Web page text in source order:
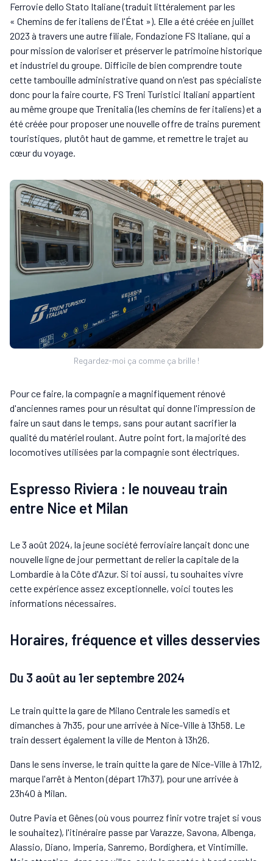
Ferrovie dello Stato Italiane (traduit littéralement par les
« Chemins de fer italiens de l'État »). Elle a été créée en juillet
2023 à travers une autre filiale, Fondazione FS Italiane, qui a
pour mission de valoriser et préserver le patrimoine historique
et industriel du groupe. Difficile de bien comprendre toute
cette tambouille administrative quand on n'est pas spécialiste
donc pour la faire courte, FS Treni Turistici Italiani appartient
au même groupe que Trenitalia (les chemins de fer italiens) et a
été créée pour proposer une nouvelle offre de trains purement
touristiques, plutôt haut de gamme, et remettre le trajet au
cœur du voyage.
Regardez-moi ça comme ça brille !
Pour ce faire, la compagnie a magnifiquement rénové
d'anciennes rames pour un résultat qui donne l'impression de
faire un saut dans le temps, sans pour autant sacrifier la
qualité du matériel roulant. Autre point fort, la majorité des
locomotives utilisées par la compagnie sont électriques.
Espresso Riviera : le nouveau train
entre Nice et Milan
Le 3 août 2024, la jeune société ferroviaire lançait donc une
nouvelle ligne de jour permettant de relier la capitale de la
Lombardie à la Côte d'Azur. Si toi aussi, tu souhaites vivre
cette expérience assez exceptionnelle, voici toutes les
informations nécessaires.
Horaires, fréquence et villes desservies
Du 3 août au 1er septembre 2024
Le train quitte la gare de Milano Centrale les samedis et
dimanches à 7h35, pour une arrivée à Nice-Ville à 13h58. Le
train dessert également la ville de Menton à 13h26.
Dans le sens inverse, le train quitte la gare de Nice-Ville à 17h12,
marque l'arrêt à Menton (départ 17h37), pour une arrivée à
23h40 à Milan.
Outre Pavia et Gênes (où vous pourrez finir votre trajet si vous
le souhaitez), l'itinéraire passe par Varazze, Savona, Albenga,
Alassio, Diano, Imperia, Sanremo, Bordighera, et Vintimille.